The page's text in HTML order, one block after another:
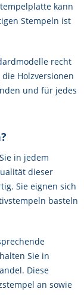
kann
Stempeln ist
recht
die Holzversionen
und für jedes
in jedem
dieser
Sie eignen sich
basteln
Sie in
Diese
an sowie